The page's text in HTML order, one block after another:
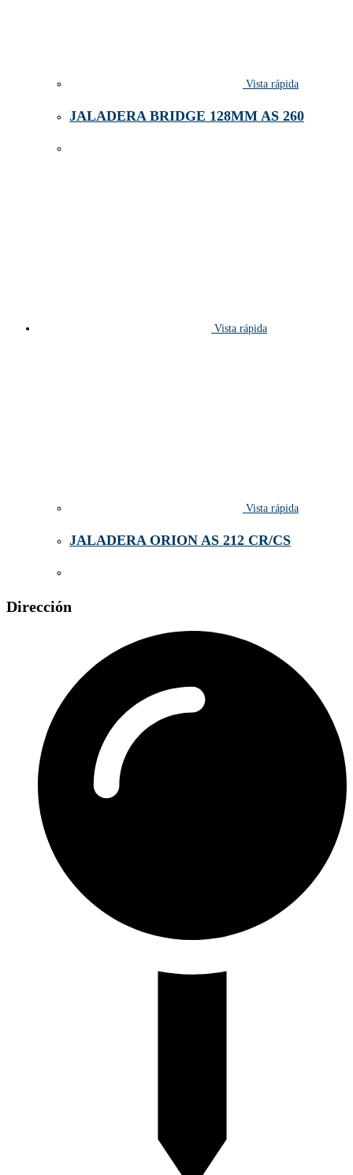
Vista rápida
JALADERA BRIDGE 128MM AS 260
Vista rápida
Vista rápida
JALADERA ORION AS 212 CR/CS
Dirección